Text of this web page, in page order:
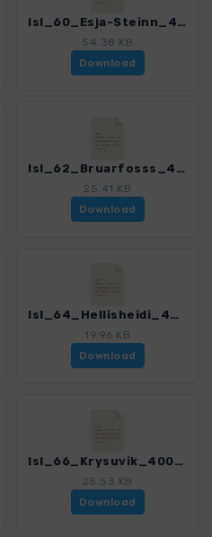
Isl_60_Esja-Steinn_4005_9.gpx
54.38 KB
Download
Isl_62_Bruarfosss_4005_9.gpx
25.41 KB
Download
Isl_64_Hellisheidi_4005_9.gpx
19.96 KB
Download
Isl_66_Krysuvik_4005_9.gpx
25.53 KB
Download